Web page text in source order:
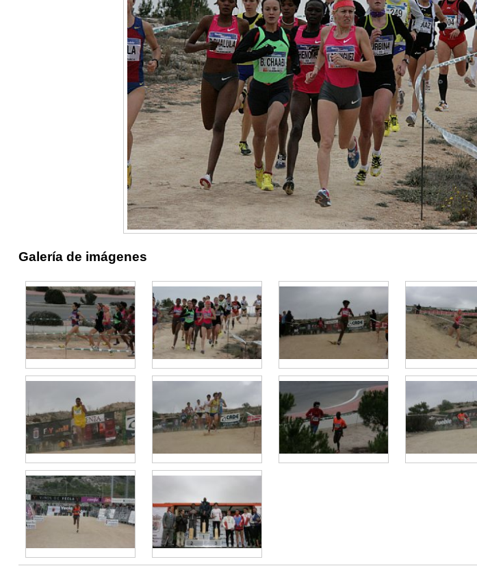
Galería de imágenes